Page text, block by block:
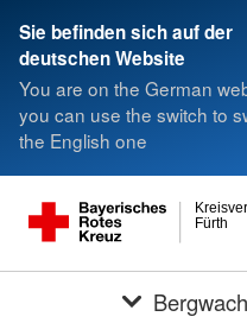
Sie befinden sich auf der
deutschen Website
You are on the German
you can use the switch to
the English one
Fürth